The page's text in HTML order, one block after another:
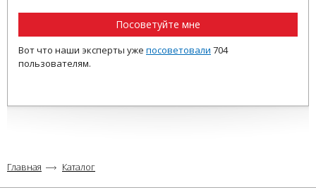
Посоветуйте мне
Вот что наши эксперты уже посоветовали 704
пользователям.
Главная Каталог